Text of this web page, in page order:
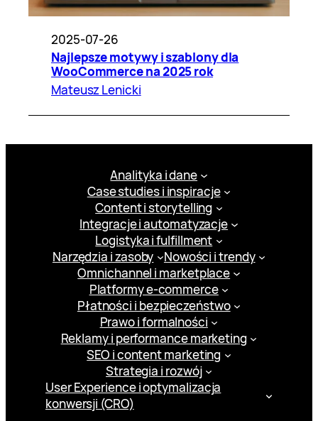
2025-07-26
Najlepsze motywy i szablony dla
WooCommerce na 2025 rok
Mateusz Lenicki
Analityka i dane
Case studies i inspiracje
Content i storytelling
Integracje i automatyzacje
Logistyka i fulfillment
Narzędzia i zasoby
Nowości i trendy
Omnichannel i marketplace
Platformy e-commerce
Płatności i bezpieczeństwo
Prawo i formalności
Reklamy i performance marketing
SEO i content marketing
Strategia i rozwój
User Experience i optymalizacja
konwersji (CRO)